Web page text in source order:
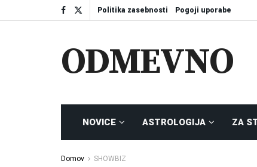
Politika zasebnosti Pogoji uporabe
ODMEVNO
NOVICE ASTROLOGIJA ZA
Domov SHOWBIZ